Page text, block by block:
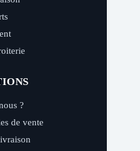
?
de vente